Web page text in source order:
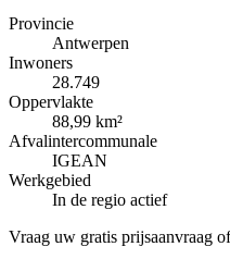
Provincie
Antwerpen
Inwoners
28.749
Oppervlakte
88,99 km²
Afvalintercommunale
IGEAN
Werkgebied
In de regio actief
Vraag uw gratis prijsaanvraag